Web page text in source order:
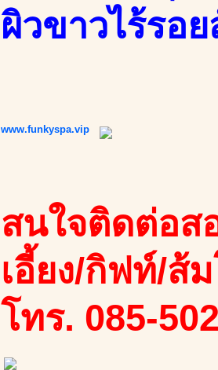
ผิวขาวไร้รอ
www.funkyspa.vip
สนใจติดต่อส
เอี้ยง/กิฟท์/ส้
โทร. 085-